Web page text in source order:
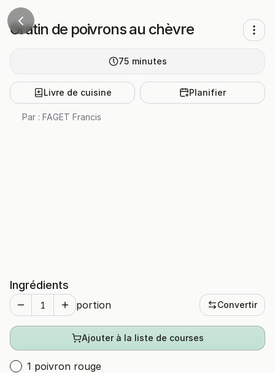
Gratin de poivrons au chèvre
75 minutes
Livre de cuisine Planifier
Par : FAGET Francis
Ingrédients
portion Convertir
Ajouter à la liste de courses
1 poivron rouge